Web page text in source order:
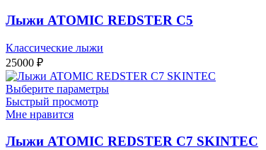
Лыжи ATOMIC REDSTER C5
Классические лыжи
25000 ₽
Выберите параметры
Быстрый просмотр
Мне нравится
Лыжи ATOMIC REDSTER C7 SKINTEC